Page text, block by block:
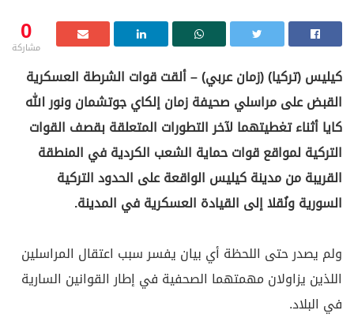
0
مشاركة
كيليس (تركيا) (زمان عربي) – ألقت قوات الشرطة العسكرية
القبض على مراسلي صحيفة زمان إلكاي جوتشمان ونور الله
كايا أثناء تغطيتهما لآخر التطورات المتعلقة بقصف القوات
التركية لمواقع قوات حماية الشعب الكردية في المنطقة
القريبة من مدينة كيليس الواقعة على الحدود التركية
السورية ونُقلا إلى القيادة العسكرية في المدينة.
ولم يصدر حتى اللحظة أي بيان يفسر سبب اعتقال المراسلين
اللذين يزاولان مهمتهما الصحفية في إطار القوانين السارية
في البلاد.